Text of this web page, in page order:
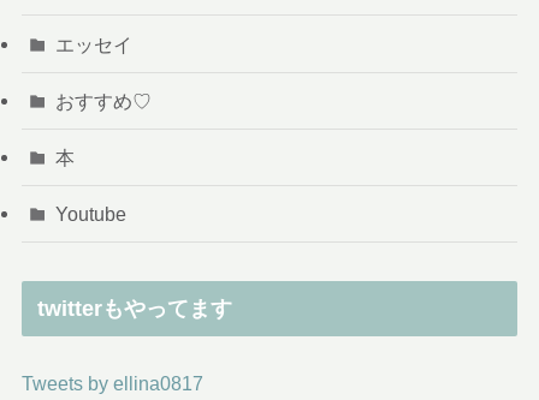
エッセイ
おすすめ♡
本
Youtube
twitterもやってます
Tweets by ellina0817